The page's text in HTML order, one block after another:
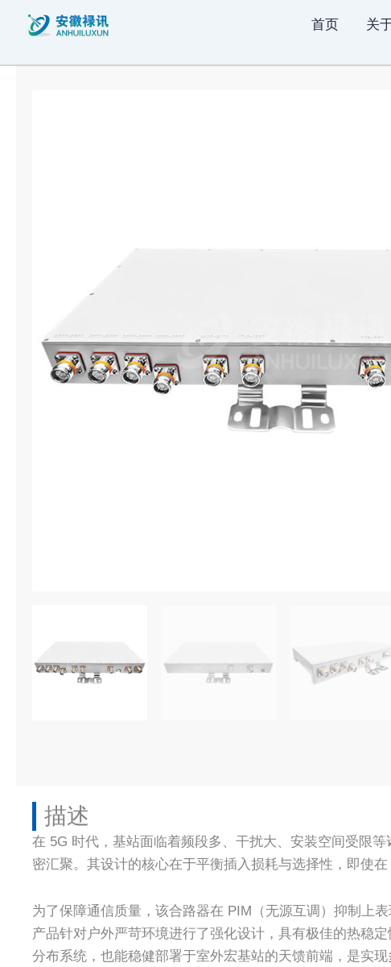
首页 关
描述​
在 5G 时代，基站面临着频段多、干扰大、安装空间受限
密汇聚。其设计的核心在于平衡插入损耗与选择性，即使
为了保障通信质量，该合路器在 PIM（无源互调）抑制上
产品针对户外严苛环境进行了强化设计，具有极佳的热稳
分布系统，也能稳健部署于室外宏基站的天馈前端，是实